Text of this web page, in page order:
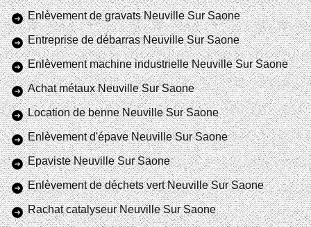
Enlèvement de gravats Neuville Sur Saone
Entreprise de débarras Neuville Sur Saone
Enlèvement machine industrielle Neuville Sur Saone
Achat métaux Neuville Sur Saone
Location de benne Neuville Sur Saone
Enlèvement d'épave Neuville Sur Saone
Epaviste Neuville Sur Saone
Enlèvement de déchets vert Neuville Sur Saone
Rachat catalyseur Neuville Sur Saone